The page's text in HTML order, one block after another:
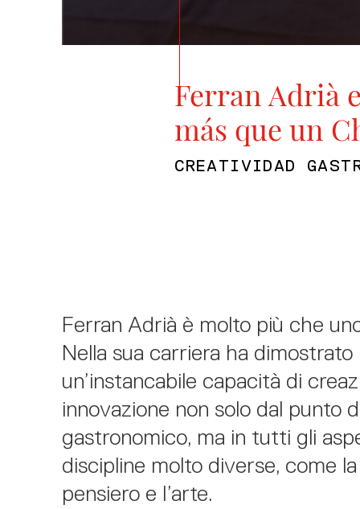
Ferran Adrià
más que un
CREATIVIDAD
Ferran Adrià è molto più che
Nella sua carriera ha dimostrato
un’instancabile capacità di
innovazione non solo dal punto
gastronomico, ma in tutti gli
discipline molto diverse, come
pensiero e l’arte.